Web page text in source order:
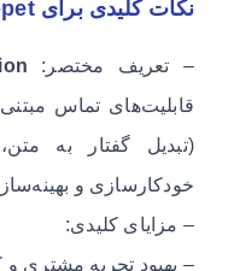
نکات کلیدی برای featured snippet
– تعریف مختصر:
خودکارسازی و
– مزایای کلیدی:
– بهبود تجربه مشتری